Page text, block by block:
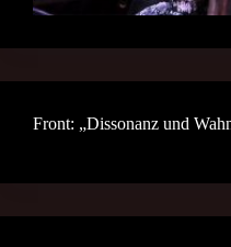
Front: „Dissonanz und